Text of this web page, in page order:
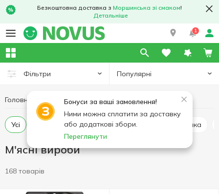
Безкоштовна доставка з Моршинська зі смаком!
Детальніше
1
Фільтри Популярні
Бонуси за ваші замовлення!
Ними можна сплатити за доставку
або додаткові збори.
Переглянути
Головна М'ясо та ковбасні вироби М'ясні вироби
Усі Буженина Карбонад та балик Грудинка
М'ясні вироби
168 товарів